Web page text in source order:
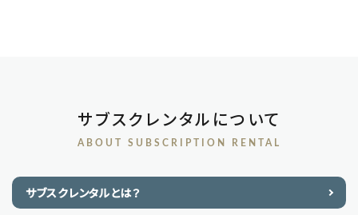
サブスクレンタルについて
ABOUT SUBSCRIPTION RENTAL
サブスクレンタルとは？